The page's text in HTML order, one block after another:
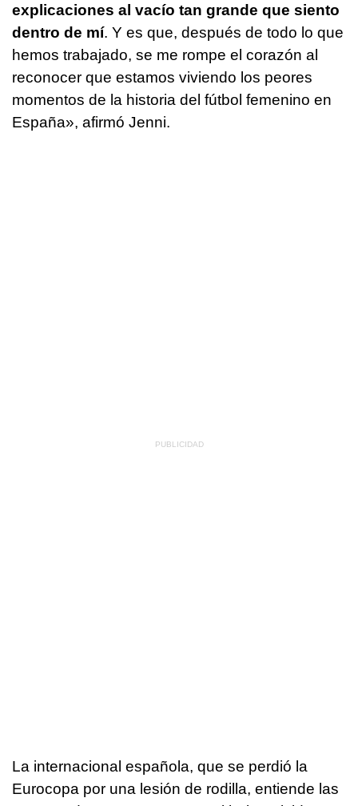
explicaciones al vacío tan grande que siento
dentro de mí. Y es que, después de todo lo que
hemos trabajado, se me rompe el corazón al
reconocer que estamos viviendo los peores
momentos de la historia del fútbol femenino en
España», afirmó Jenni.
La internacional española, que se perdió la
Eurocopa por una lesión de rodilla, entiende las